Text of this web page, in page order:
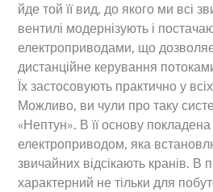
йде той її вид, до якого ми всі
вентилі модернізують і
електроприводами, що дозволяє
дистанційне керування
Їх застосовують практично у
Можливо, ви чули про таку
«Нептун». В її основу
електроприводом, яка
звичайних відсікають кранів. В
характерний не тільки для